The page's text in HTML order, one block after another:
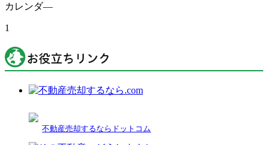
カレンダ―
1
不動産売却するならドットコム